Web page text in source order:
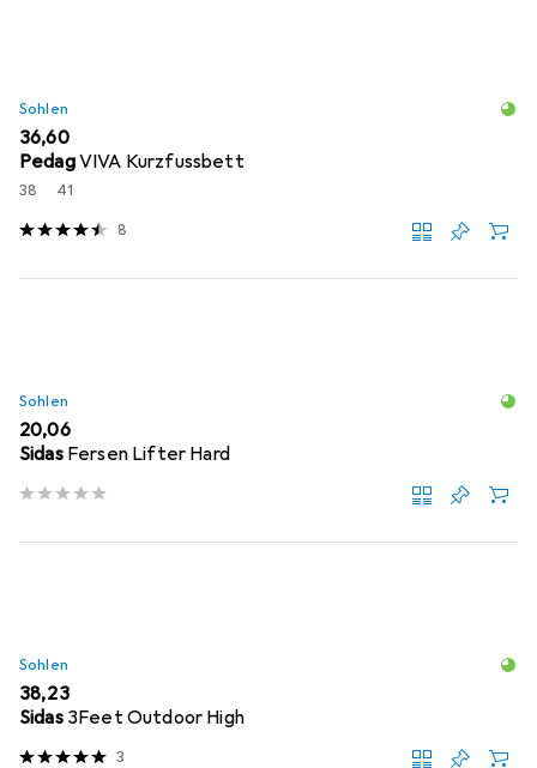
Sohlen
EUR
36,60
PedagVIVA Kurzfussbett
38 41
8
Sohlen
EUR
20,06
Sidas Fersen Lifter Hard
Sohlen
EUR
38,23
Sidas 3Feet Outdoor High
3